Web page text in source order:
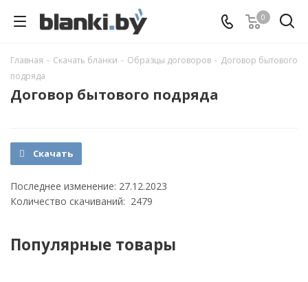
0
Главная - Скачать бланки - Образцы договоров - Договор бытового
подряда
Договор бытового подряда
Скачать
Последнее изменение: 27.12.2023
Количество скачиваний: 2479
Популярные товары